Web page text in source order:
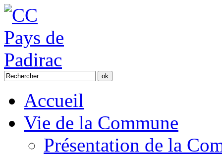
Accueil
Vie de la Commune
Présentation de la